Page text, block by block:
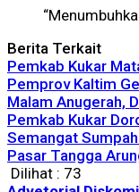
Berita Terkait
Pemkab Kukar
Pemprov Kaltim
Malam Anugerah,
Pemkab Kukar
Semangat
Pasar Tangga
Dilihat : 73